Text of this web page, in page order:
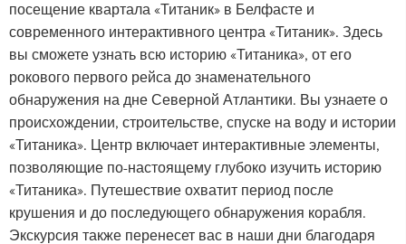
посещение квартала «Титаник» в Белфасте и
современного интерактивного центра «Титаник». Здесь
вы сможете узнать всю историю «Титаника», от его
рокового первого рейса до знаменательного
обнаружения на дне Северной Атлантики. Вы узнаете о
происхождении, строительстве, спуске на воду и истории
«Титаника». Центр включает интерактивные элементы,
позволяющие по-настоящему глубоко изучить историю
«Титаника». Путешествие охватит период после
крушения и до последующего обнаружения корабля.
Экскурсия также перенесет вас в наши дни благодаря